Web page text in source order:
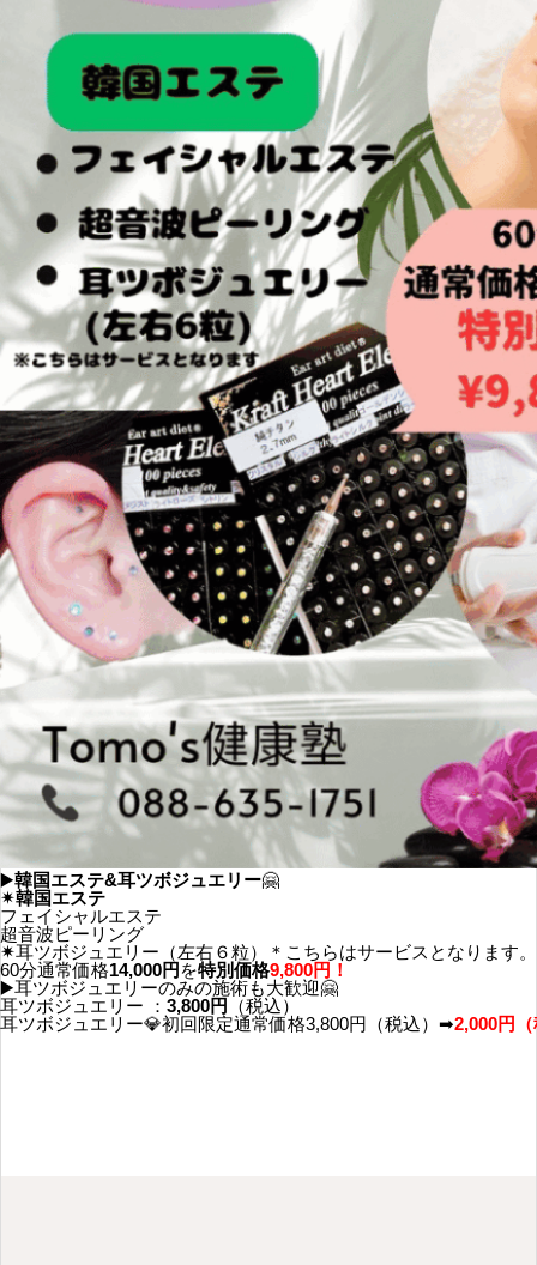
▶️韓国エステ&耳ツボジュエリー🤗
✴︎韓国エステ
フェイシャルエステ
超音波ピーリング
✴︎耳ツボジュエリー（左右６粒）＊こちらはサービスとなります。
60分通常価格14,000円 を特別価格9,800円！
▶️耳ツボジュエリーのみの施術も大歓迎🤗
耳ツボジュエリー ： 3,800円
（税込）
耳ツボジュエリー💎初回限定通常価格3,800円（税込）➡︎2,000円